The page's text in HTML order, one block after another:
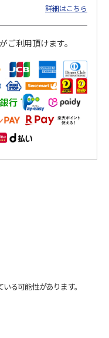
詳細はこちら
ご利用頂けます。
る可能性があります。